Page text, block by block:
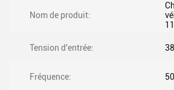
Nom de produit:
Tension d'entrée:
Fréquence: